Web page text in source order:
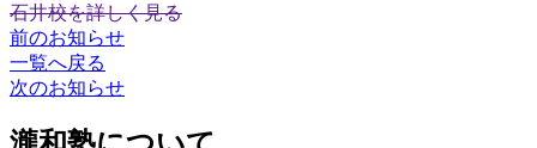
石井校を詳しく見る
前のお知らせ
一覧へ戻る
次のお知らせ